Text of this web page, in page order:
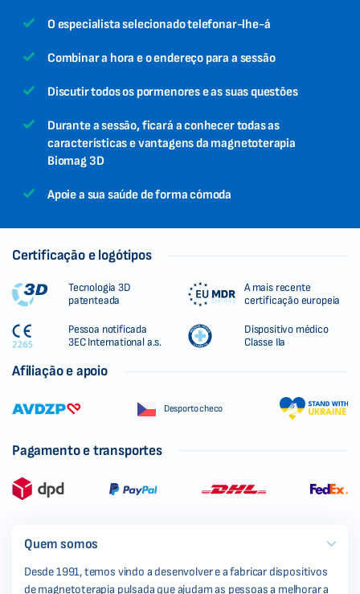
O especialista selecionado telefonar-lhe-á
Combinar a hora e o endereço para a sessão
Discutir todos os pormenores e as suas questões
Durante a sessão, ficará a conhecer todas as
características e vantagens da magnetoterapia
Biomag 3D
Apoie a sua saúde de forma cómoda
Certificação e logótipos
Tecnologia 3D
patenteada
A mais recente
certificação europeia
Pessoa notificada
3EC International a.s.
Dispositivo médico
Classe IIa
Afiliação e apoio
Desporto checo
Pagamento e transportes
Quem somos
Desde 1991, temos vindo a desenvolver e a fabricar dispositivos
de magnetoterapia pulsada que ajudam as pessoas a melhorar a